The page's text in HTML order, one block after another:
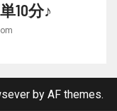
10分♪
by AF themes.